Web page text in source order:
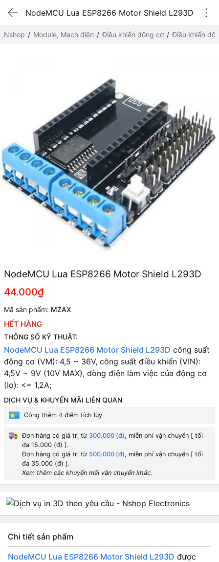
NodeMCU Lua ESP8266 Motor Shield L293D
Nshop Module, Mạch điện Điều khiển động cơ Điều khiển
NodeMCU Lua ESP8266 Motor Shield L293D
44.000₫
Mã sản phẩm: MZAX
HẾT HÀNG
THÔNG SỐ KỸ THUẬT:
NodeMCU Lua ESP8266 Motor Shield L293D công suất
động cơ (VM): 4,5 ~ 36V, công suất điều khiển (VIN):
4,5V ~ 9V (10V MAX), dòng điện làm việc của động cơ
(Io): <= 1,2A;
DỊCH VỤ & KHUYẾN MÃI LIÊN QUAN
Cộng thêm 4 điểm tích lũy
Đơn hàng có giá trị từ 300.000 (đ), miễn phí vận chuyển [ tối
đa 15.000 (đ) ].
Đơn hàng có giá trị từ 500.000 (đ), miễn phí vận chuyển [ tối
đa 35.000 (đ) ].
Xem thêm các khuyến mãi vận chuyển khác.
Chi tiết sản phẩm
NodeMCU Lua ESP8266 Motor Shield L293D được